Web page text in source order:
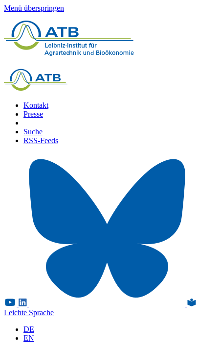
Menü überspringen
Kontakt
Presse
Suche
RSS-Feeds
Leichte Sprache
DE
EN